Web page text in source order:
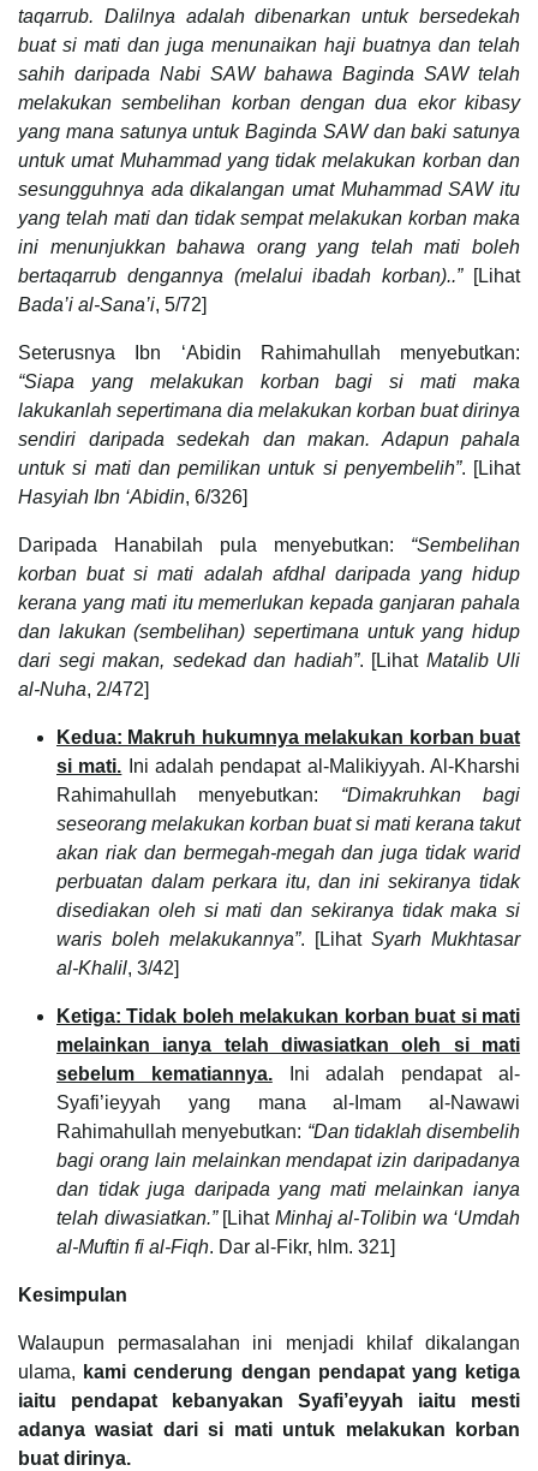
taqarrub. Dalilnya adalah dibenarkan untuk bersedekah
buat si mati dan juga menunaikan haji buatnya dan telah
sahih daripada Nabi SAW bahawa Baginda SAW telah
melakukan sembelihan korban dengan dua ekor kibasy
yang mana satunya untuk Baginda SAW dan baki satunya
untuk umat Muhammad yang tidak melakukan korban dan
sesungguhnya ada dikalangan umat Muhammad SAW itu
yang telah mati dan tidak sempat melakukan korban maka
ini menunjukkan bahawa orang yang telah mati boleh
bertaqarrub dengannya (melalui ibadah korban)..” [Lihat
Bada’i al-Sana’i, 5/72]
Seterusnya Ibn ‘Abidin Rahimahullah menyebutkan:
“Siapa yang melakukan korban bagi si mati maka
lakukanlah sepertimana dia melakukan korban buat dirinya
sendiri daripada sedekah dan makan. Adapun pahala
untuk si mati dan pemilikan untuk si penyembelih”. [Lihat
Hasyiah Ibn ‘Abidin, 6/326]
Daripada Hanabilah pula menyebutkan: “Sembelihan
korban buat si mati adalah afdhal daripada yang hidup
kerana yang mati itu memerlukan kepada ganjaran pahala
dan lakukan (sembelihan) sepertimana untuk yang hidup
dari segi makan, sedekad dan hadiah”. [Lihat Matalib Uli
al-Nuha, 2/472]
Kedua: Makruh hukumnya melakukan korban buat
si mati. Ini adalah pendapat al-Malikiyyah. Al-Kharshi
Rahimahullah menyebutkan: “Dimakruhkan bagi
seseorang melakukan korban buat si mati kerana takut
akan riak dan bermegah-megah dan juga tidak warid
perbuatan dalam perkara itu, dan ini sekiranya tidak
disediakan oleh si mati dan sekiranya tidak maka si
waris boleh melakukannya”. [Lihat Syarh Mukhtasar
al-Khalil, 3/42]
Ketiga: Tidak boleh melakukan korban buat si mati
melainkan ianya telah diwasiatkan oleh si mati
sebelum kematiannya.Ini adalah pendapat al-
Syafi’ieyyah yang mana al-Imam al-Nawawi
Rahimahullah menyebutkan: “Dan tidaklah disembelih
bagi orang lain melainkan mendapat izin daripadanya
dan tidak juga daripada yang mati melainkan ianya
telah diwasiatkan.”[Lihat Minhaj al-Tolibin wa ‘Umdah
al-Muftin fi al-Fiqh. Dar al-Fikr, hlm. 321]
Kesimpulan
Walaupun permasalahan ini menjadi khilaf dikalangan
ulama, kami cenderung dengan pendapat yang ketiga
iaitu pendapat kebanyakan Syafi’eyyah iaitu mesti
adanya wasiat dari si mati untuk melakukan korban
buat dirinya.